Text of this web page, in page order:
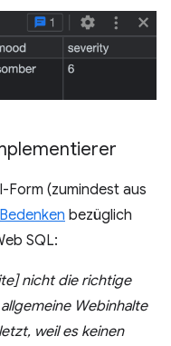
Form (zumindest aus
Bedenken bezüglich
SQL:
nicht die richtige
Webinhalte
weil es keinen